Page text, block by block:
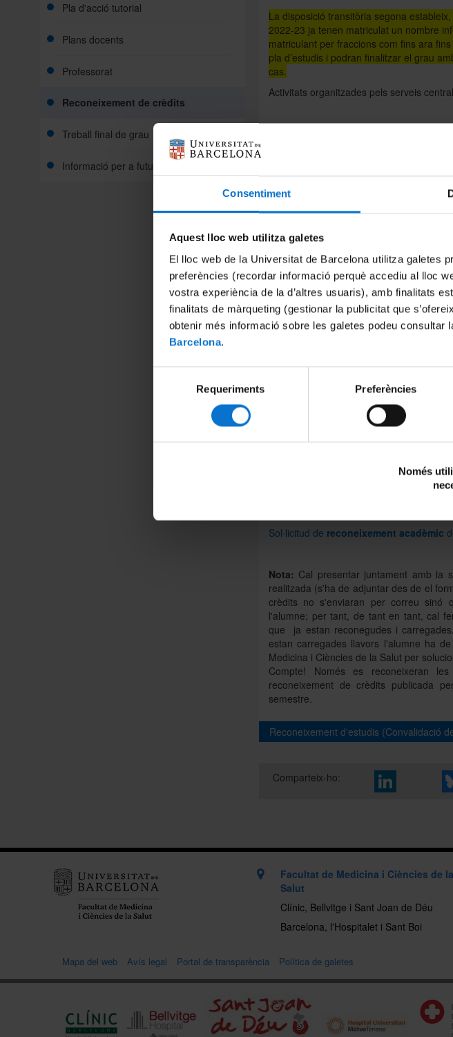
Consentiment
Aquest lloc web utilitza galetes
El lloc web de la Universitat de Barcelona utilitza galetes
preferències (recordar informació perquè accediu al lloc
vostra experiència de la d’altres usuaris), amb finalitats
finalitats de màrqueting (gestionar la publicitat que
obtenir més informació sobre les galetes podeu consultar
Barcelona.
consentiment
Requeriments Preferències
Només
Pla d'acció tutorial
Accions de suport i d'orientació
Plans docents
Professorat
Reconeixement de crèdits
Treball final de grau
Informació per a futurs estudiants
La disposició transitòria segona
2022-23 ja tenen matriculat un nombre
matriculant per fraccions com fins ara
pla d’estudis i podran finalitzar el grau
cas.
Activitats organitzades pels serveis
Una vegada realitzada l'activitat, heu de
XIV Jornada d'Estudiants de
Suport vital avançat en trauma
Jornades de Formació Crítica
Programa de col·laboració i
Realització d’un repte gamificat
Sol·licitud de reconeixement acadèmic
Nota: Cal presentar juntament amb la
realitzada (s'ha de adjuntar des de el
crèdits no s'enviaran per correu sinó
l'alumne; per tant, de tant en tant, cal
que ja estan reconegudes i
estan carregades llavors l'alumne ha
Medicina i Ciències de la Salut per
Compte! Només es reconeixeran
reconeixement de crèdits publicada
semestre.
Reconeixement d'estudis (Convalidació
Comparteix-ho:
Facultat de Medicina i Ciències de la
Salut
Clínic, Bellvitge i Sant Joan de Déu
Barcelona, l'Hospitalet i Sant Boi
Mapa del web Avís legal Portal de transparència Política de galetes